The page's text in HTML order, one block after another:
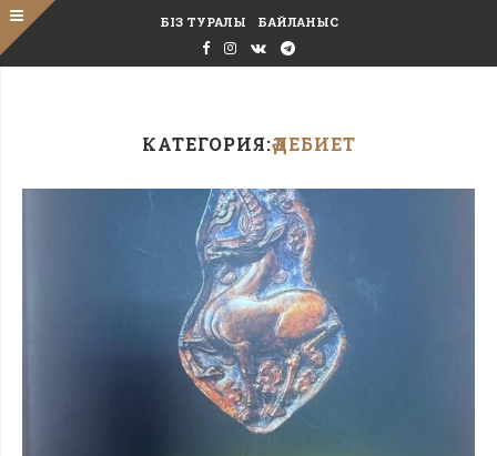
БІЗ ТУРАЛЫ БАЙЛАНЫС
КАТЕГОРИЯ:ӘДЕБИЕТ